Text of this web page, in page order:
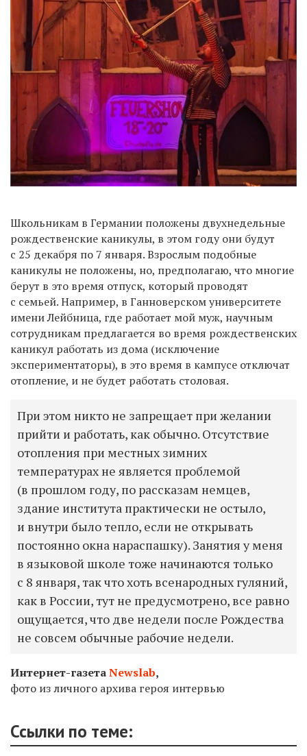
Школьникам в Германии положены двухнедельные
рождественские каникулы, в этом году они будут
с 25 декабря по 7 января. Взрослым подобные
каникулы не положены, но, предполагаю, что многие
берут в это время отпуск, который проводят
с семьей. Например, в Ганноверском университете
имени Лейбница, где работает мой муж, научным
сотрудникам предлагается во время рождественских
каникул работать из дома (исключение
экспериментаторы), в это время в кампусе отключат
отопление, и не будет работать столовая.
При этом никто не запрещает при желании
прийти и работать, как обычно. Отсутствие
отопления при местных зимних
температурах не является проблемой
(в прошлом году, по рассказам немцев,
здание института практически не остыло,
и внутри было тепло, если не открывать
постоянно окна нараспашку). Занятия у меня
в языковой школе тоже начинаются только
с 8 января, так что хоть всенародных гуляний,
как в России, тут не предусмотрено, все равно
ощущается, что две недели после Рождества
не совсем обычные рабочие недели.
Интернет-газетаNewslab,
фото из личного архива героя интервью
Ссылки по теме: